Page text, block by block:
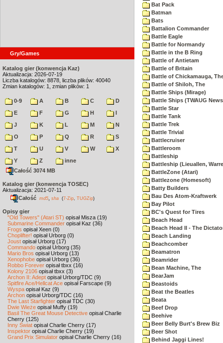
Gry/Games
Katalog gier (konwencja Kaz)
Aktualizacja: 2026-07-19
Liczba katalogów: 8878, liczba plików: 40040
Zmian katalogów: 1, zmian plików: 1
0-9 A B C
D
E
F G H
I
J
K L M
N
O
P Q R
S
T
U V W
X
Y
Z
inne
Całość 3074 MB
Katalog gier (konwencja TOSEC)
Aktualizacja: 2021-07-11
Całość md5 sha (7-Zip TUGZip)
Opisy gier
"Old Towers" (Atari ST) opisał Misza (19)
Submarine Commander opisał Kaz (36)
Frogs opisał Xeen (0)
Choplifter! opisał Urborg (0)
Joust opisał Urborg (17)
Commando opisał Urborg (35)
Mario Bros opisał Urborg (13)
Xenophobe opisał Urborg (36)
Robbo Forever opisał tbxx (16)
Kolony 2106 opisał tbxx (3)
Archon II: Adept opisał Urborg/TDC (9)
Spitfire Ace/Hellcat Ace opisał Farscape (9)
Wyspa opisał Kaz (9)
Archon opisał Urborg/TDC (16)
The Last Starfighter opisał TDC (30)
Dwie Wieże opisał Muffy (19)
Basil The Great Mouse Detective opisał Charlie
Cherry (125)
Inny Świat opisał Charlie Cherry (17)
Inspektor opisał Charlie Cherry (19)
Grand Prix Simulator opisał Charlie Cherry (16)
Bat Pack
Batman
Bats
Battalion Commander
Battle Eagle
Battle for Normandy
Battle in the B Ring
Battle of Antietam
Battle of Britain
Battle of Chickamauga,
Battle of Shiloh, The
Battle Ships (Mirage)
Battle Ships (TWAUG
Battle Star
Battle Tank
Battle Trek
Battle Trivial
Battlecruiser
Battleroom
Battleship
Battleship (Lieuallen,
BattleZone (Atari)
Battlezone (Homesoft)
Batty Builders
Bau Des Atom-Kraftwerk
Bay Pilot
BC's Quest for Tires
Beach Head
Beach Head II - The
Beach Landing
Beachcomber
Beamatron
Beamrider
Bean Machine, The
BearJam
Beastoids
Beat the Beatles
Beata
Beef Drop
Beehive
Beer Belly Burt's Brew Biz
Beer Shot
Behind Jaggi Lines!